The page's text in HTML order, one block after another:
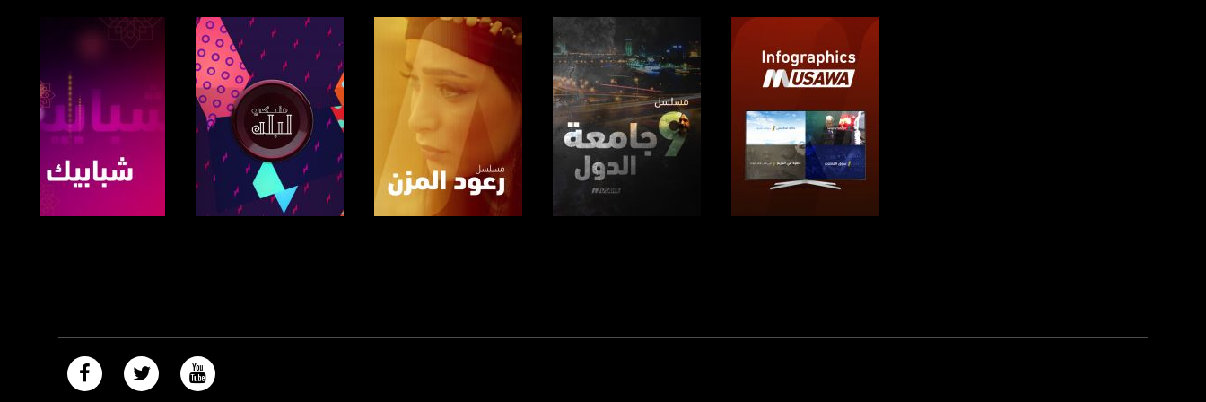
الموقع الالكتروني:
فيسبوك:
https://www.facebook.com/musawachannel
تويتر:
https://twitter.com/musawachannel
يوتيوب:
https://www.youtube.com/channel/UCwJbDUmIxc-JX8PX53ek2Zg/feed
غوغل+: